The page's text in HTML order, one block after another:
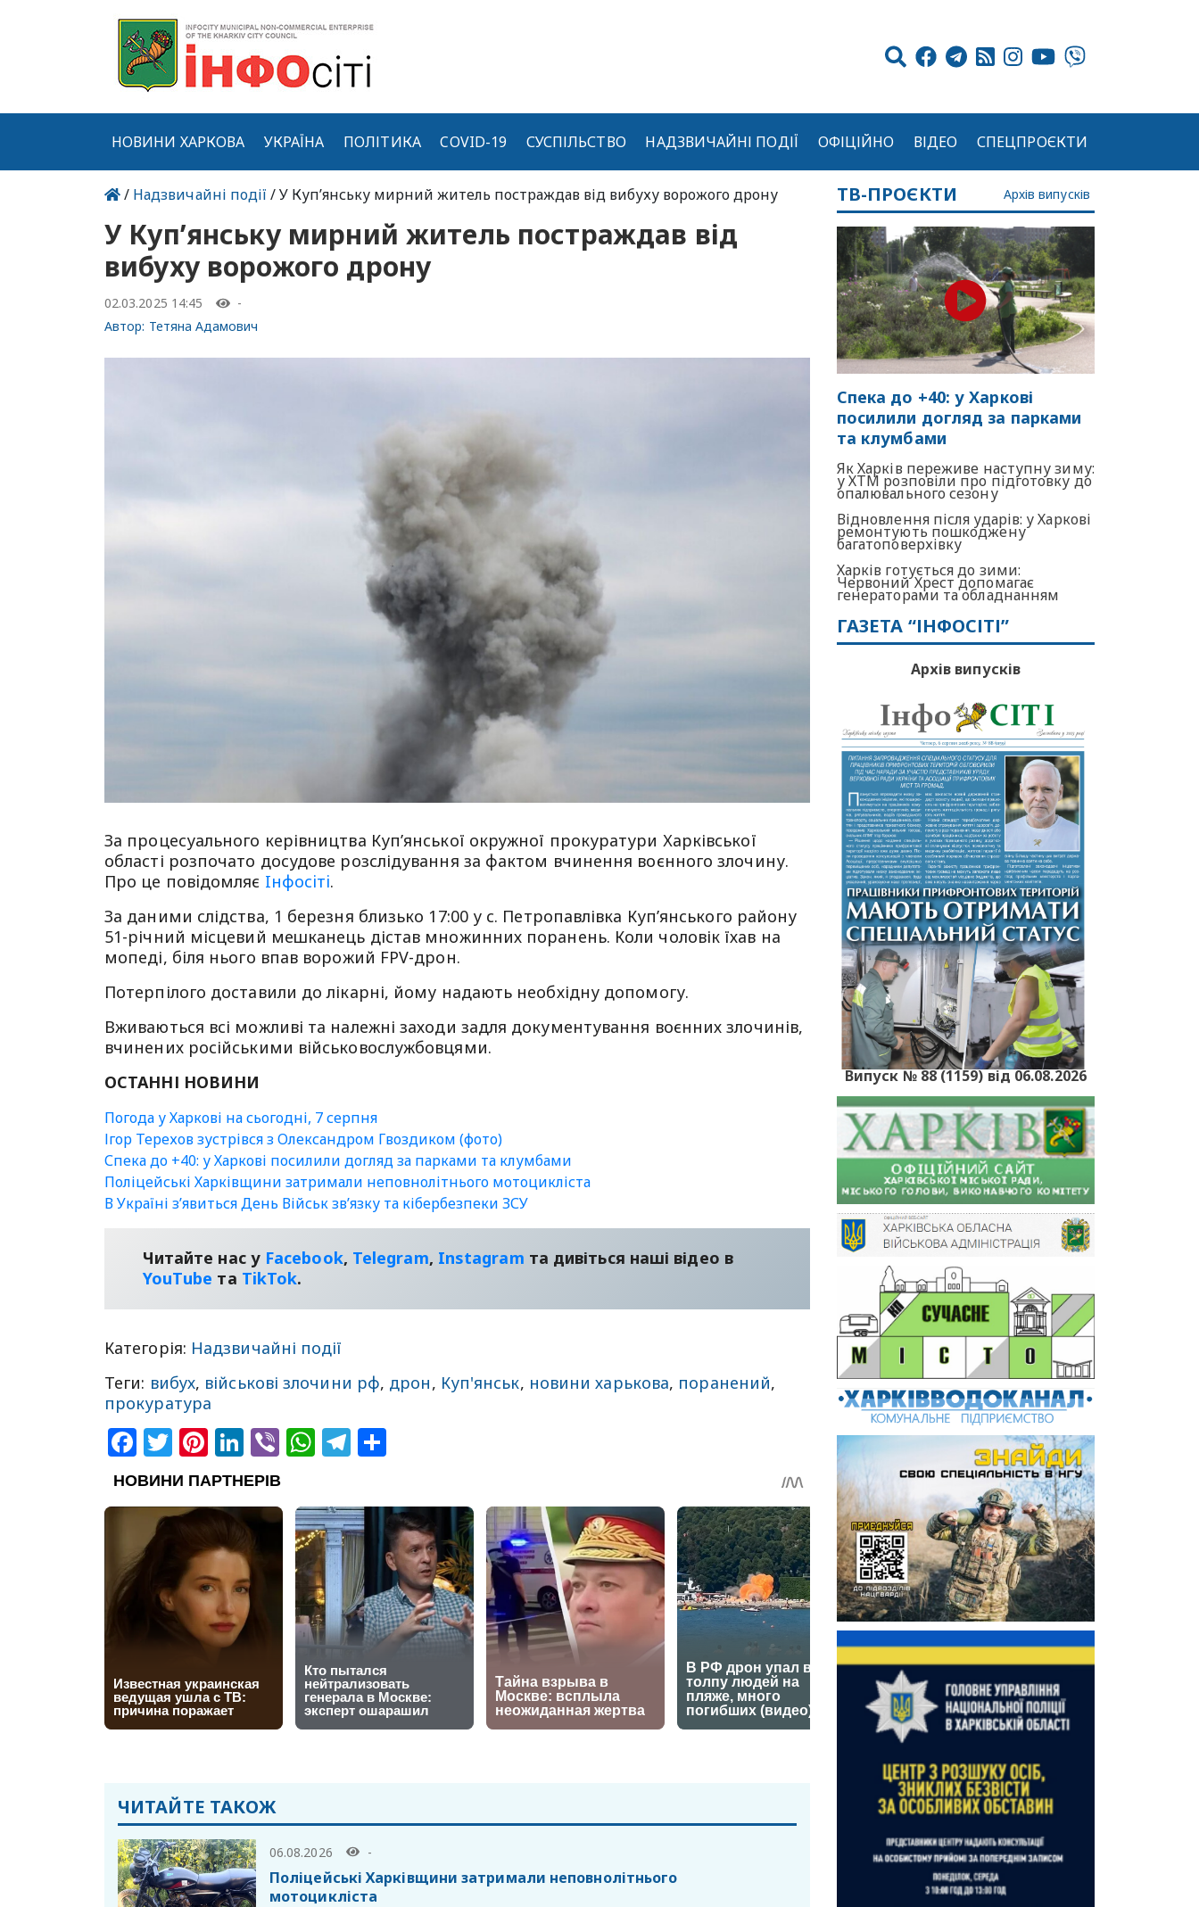
НОВИНИ ХАРКОВА УКРАЇНА ПОЛІТИКА COVID-19 СУСПІЛЬСТВО НАДЗВИЧАЙНІ ПОДІЇ ОФІЦІЙНО ВІДЕО СПЕЦПРОЄКТИ
/ Надзвичайні події / У Куп’янську мирний житель постраждав від вибуху ворожого дрону
У Куп’янську мирний житель постраждав від
вибуху ворожого дрону
02.03.2025 14:45
-
Автор: Тетяна Адамович
За процесуального керівництва Купʼянської окружної прокуратури Харківської
області розпочато досудове розслідування за фактом вчинення воєнного злочину.
Про це повiдомляє Iнфосiтi.
За даними слідства, 1 березня близько 17:00 у с. Петропавлівка Купʼянського району
51-річний місцевий мешканець дістав множинних поранень. Коли чоловік їхав на
мопеді, біля нього впав ворожий FPV-дрон.
Потерпілого доставили до лікарні, йому надають необхідну допомогу.
Вживаються всі можливі та належні заходи задля документування воєнних злочинів,
вчинених російськими військовослужбовцями.
ОСТАННІ НОВИНИ
Погода у Харкові на сьогодні, 7 серпня
Ігор Терехов зустрівся з Олександром Гвоздиком (фото)
Спека до +40: у Харкові посилили догляд за парками та клумбами
Поліцейські Харківщини затримали неповнолітнього мотоцикліста
В Україні зʼявиться День Військ зв’язку та кібербезпеки ЗСУ
Читайте нас у Facebook, Telegram, Instagram та дивіться наші відео в
YouТube та TikTok.
Категорія: Надзвичайні події
Теги: вибух, військові злочини рф, дрон, Куп'янськ, новини харькова, поранений,
прокуратура
Facebook
Twitter
Pinterest
LinkedIn
ViberWhatsApp
Telegram
ЧИТАЙТЕ ТАКОЖ
06.08.2026 -
Поліцейські Харківщини затримали неповнолітнього
мотоцикліста
ТВ-ПРОЄКТИ Архів випусків
Спека до +40: у Харкові
посилили догляд за парками
та клумбами
Як Харків переживе наступну зиму:
у ХТМ розповіли про підготовку до
опалювального сезону
Відновлення після ударів: у Харкові
ремонтують пошкоджену
багатоповерхівку
Харків готується до зими:
Червоний Хрест допомагає
генераторами та обладнанням
ГАЗЕТА “ІНФОСІТІ”
Архів випусків
Випуск № 88 (1159) від 06.08.2026